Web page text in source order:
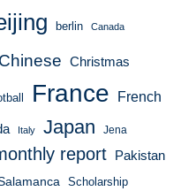
berlin Canada
Chinese Christmas
France French
Italy Japan Jena
report Pakistan
Scholarship